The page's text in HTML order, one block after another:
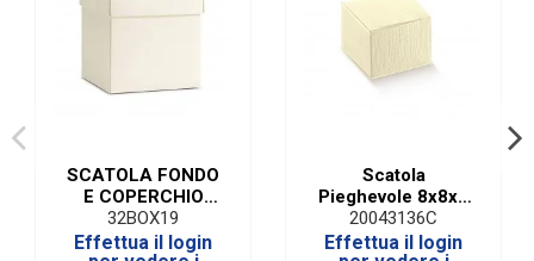
SCATOLA FONDO
E COPERCHIO
BIANCA 8X8X8
CM (10 PEZZI)
32BOX19
Effettua il login
Scatola
Pieghevole 8x8x8
Seta Avorio (10
pezzi)
20043136C
Effettua il login